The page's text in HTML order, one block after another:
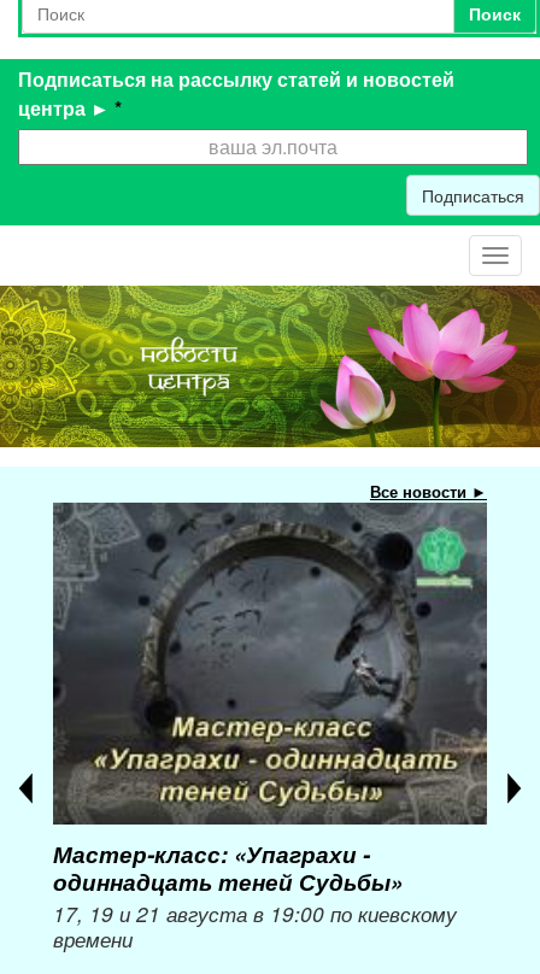
Форма поиска
Поиск
Поиск
Подписаться на рассылку статей и новостей
центра ► *
Подписаться
Все новости ►
Мастер-класс: «Упаграхи -
одиннадцать теней Судьбы»
17, 19 и 21 августа в 19:00 по киевскому
времени